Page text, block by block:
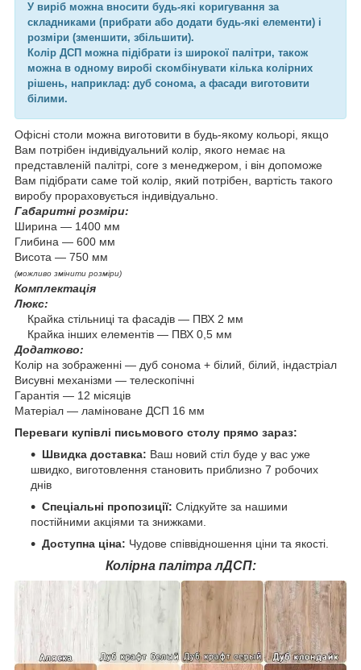
У виріб можна вносити будь-які коригування за
складниками (прибрати або додати будь-які елементи) і
розміри (зменшити, збільшити).
Колір ДСП можна підібрати із широкої палітри, також
можна в одному виробі скомбінувати кілька колірних
рішень, наприклад: дуб сонома, а фасади виготовити
білими.
Офісні столи можна виготовити в будь-якому кольорі, якщо
Вам потрібен індивідуальний колір, якого немає на
представленій палітрі, core з менеджером, і він допоможе
Вам підібрати саме той колір, який потрібен, вартість такого
виробу прораховується індивідуально.
Габаритні розміри:
Ширина — 1400 мм
Глибина — 600 мм
Висота — 750 мм
(можливо змінити розміри)
Комплектація
Люкс:
Крайка стільниці та фасадів — ПВХ 2 мм
Крайка інших елементів — ПВХ 0,5 мм
Додатково:
Колір на зображенні — дуб сонома + білий, білий, індастріал
Висувні механізми — телескопічні
Гарантія — 12 місяців
Матеріал — ламіноване ДСП 16 мм
Переваги купівлі письмового столу прямо зараз:
Швидка доставка: Ваш новий стіл буде у вас уже
швидко, виготовлення становить приблизно 7 робочих
днів
Спеціальні пропозиції: Слідкуйте за нашими
постійними акціями та знижками.
Доступна ціна: Чудове співвідношення ціни та якості.
Колірна палітра лДСП: